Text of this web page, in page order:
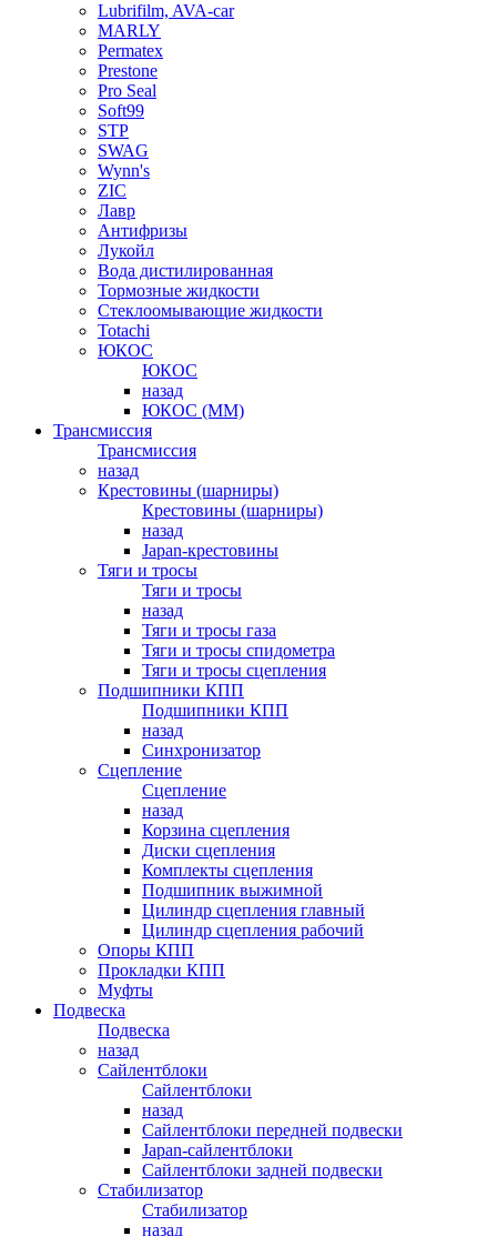
Lubrifilm, AVA-car
MARLY
Permatex
Prestone
Pro Seal
Soft99
STP
SWAG
Wynn's
ZIC
Лавр
Антифризы
Лукойл
Вода дистилированная
Тормозные жидкости
Стеклоомывающие жидкости
Totachi
ЮКОС
ЮКОС
назад
ЮКОС (ММ)
Трансмиссия
Трансмиссия
назад
Крестовины (шарниры)
Крестовины (шарниры)
назад
Japan-крестовины
Тяги и тросы
Тяги и тросы
назад
Тяги и тросы газа
Тяги и тросы спидометра
Тяги и тросы сцепления
Подшипники КПП
Подшипники КПП
назад
Синхронизатор
Сцепление
Сцепление
назад
Корзина сцепления
Диски сцепления
Комплекты сцепления
Подшипник выжимной
Цилиндр сцепления главный
Цилиндр сцепления рабочий
Опоры КПП
Прокладки КПП
Муфты
Подвеска
Подвеска
назад
Сайлентблоки
Сайлентблоки
назад
Сайлентблоки передней подвески
Japan-сайлентблоки
Сайлентблоки задней подвески
Стабилизатор
Стабилизатор
назад